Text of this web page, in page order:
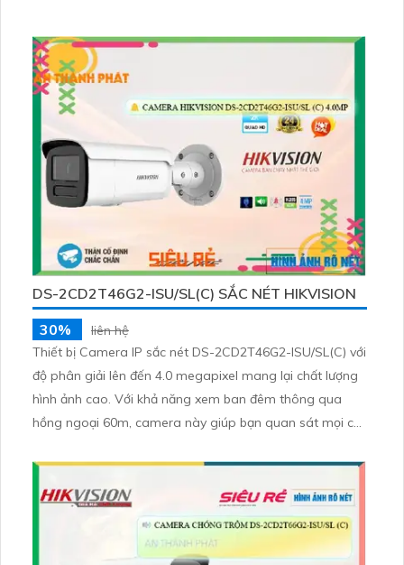
DS-2CD2T46G2-ISU/SL(C) SẮC NÉT HIKVISION
30%
liên hệ
Thiết bị Camera IP sắc nét DS-2CD2T46G2-ISU/SL(C) với
độ phân giải lên đến 4.0 megapixel mang lại chất lượng
hình ảnh cao. Với khả năng xem ban đêm thông qua
hồng ngoại 60m, camera này giúp bạn quan sát mọi chi
camera không mất chất lượng hồng ngoại và có hệ
thống Smart IR thông minh